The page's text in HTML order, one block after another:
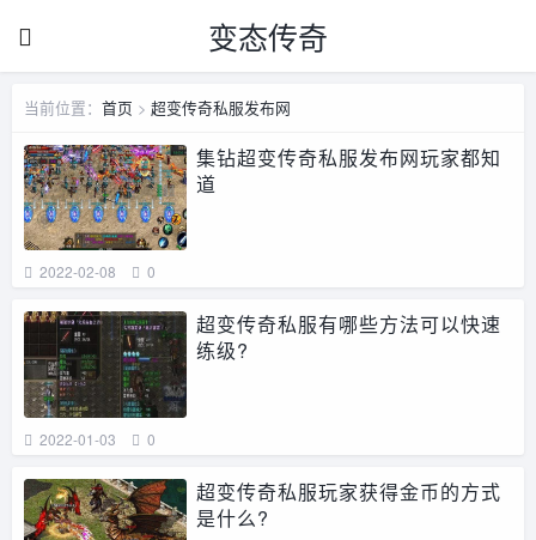
变态传奇
当前位置： 首页 > 超变传奇私服发布网
集钻超变传奇私服发布网玩家都知
道
2022-02-08 0
超变传奇私服有哪些方法可以快速
练级?
2022-01-03 0
超变传奇私服玩家获得金币的方式
是什么?